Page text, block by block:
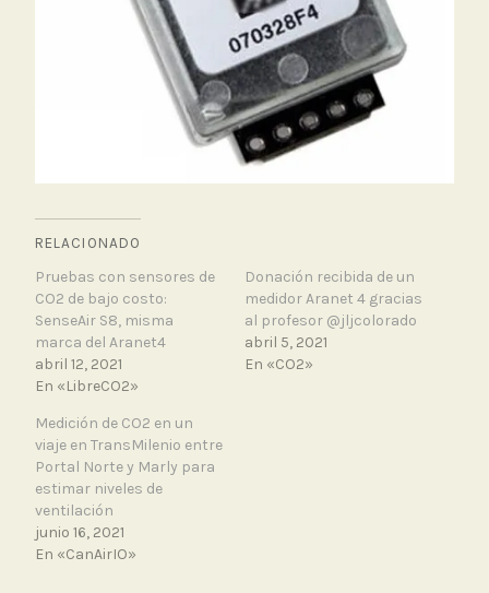
RELACIONADO
Pruebas con sensores de
CO2 de bajo costo:
SenseAir S8, misma
marca del Aranet4
abril 12, 2021
En «LibreCO2»
Donación recibida de un
medidor Aranet 4 gracias
al profesor @jljcolorado
abril 5, 2021
En «CO2»
Medición de CO2 en un
viaje en TransMilenio entre
Portal Norte y Marly para
estimar niveles de
ventilación
junio 16, 2021
En «CanAirIO»